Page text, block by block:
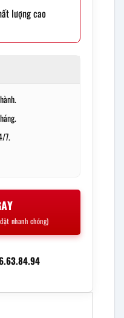
lượng cao
7.
nhanh chóng)